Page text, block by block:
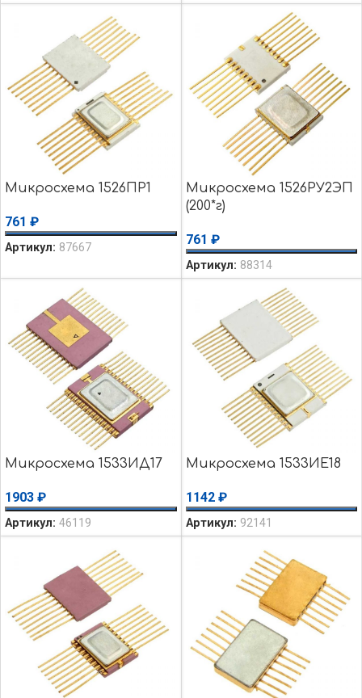
Микросхема 1526ПР1
761 ₽
Артикул: 87667
Микросхема 1526РУ2ЭП
(200*г)
761 ₽
Артикул: 88314
Микросхема 1533ИД17
1903 ₽
Артикул: 46119
Микросхема 1533ИЕ18
1142 ₽
Артикул: 92141